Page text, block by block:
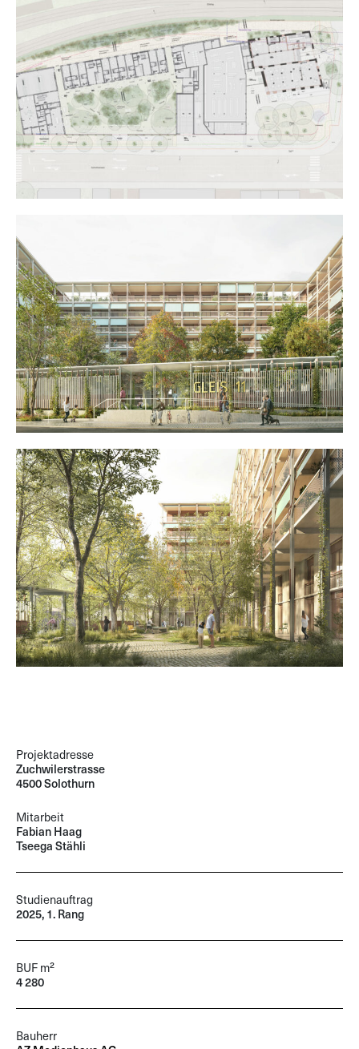
Projektadresse
Zuchwilerstrasse
4500 Solothurn
Mitarbeit
Fabian Haag
Tseega Stähli
Studienauftrag
2025, 1. Rang
BUF m²
4 280
Bauherr